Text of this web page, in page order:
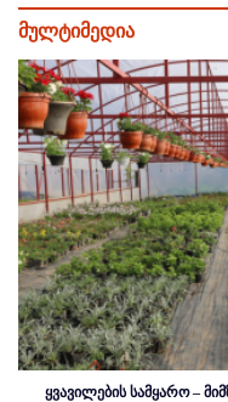
მულტიმედია
ყვავილების სამყარო –